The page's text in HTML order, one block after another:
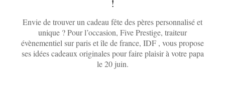
!
Envie de trouver un cadeau fête des pères personnalisé et
unique ? Pour l’occasion, Five Prestige, traiteur
évènementiel sur paris et île de france, IDF , vous propose
ses idées cadeaux originales pour faire plaisir à votre papa
le 20 juin.